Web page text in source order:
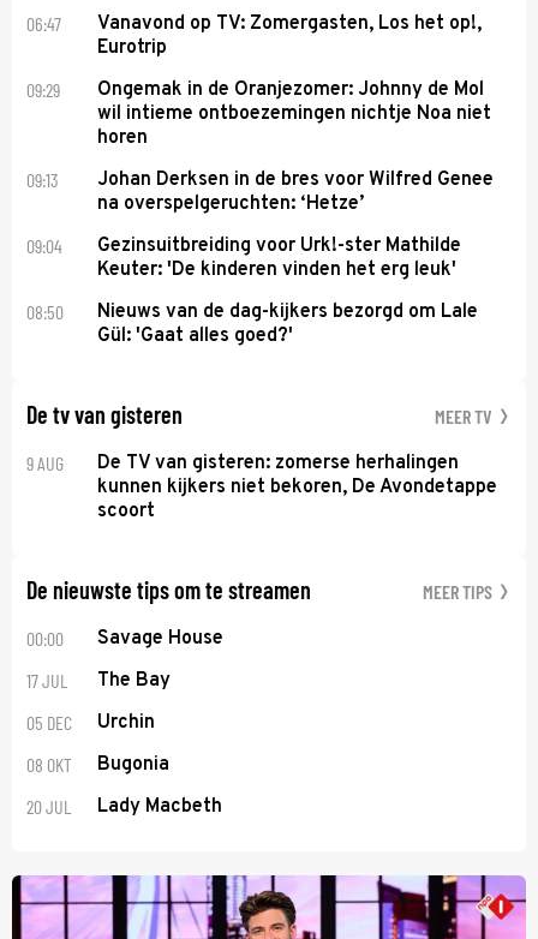
06:47
Vanavond op TV: Zomergasten, Los het op!,
Eurotrip
09:29
Ongemak in de Oranjezomer: Johnny de Mol
wil intieme ontboezemingen nichtje Noa niet
horen
09:13
Johan Derksen in de bres voor Wilfred Genee
na overspelgeruchten: ‘Hetze’
09:04
Gezinsuitbreiding voor Urk!-ster Mathilde
Keuter: 'De kinderen vinden het erg leuk'
08:50
Nieuws van de dag-kijkers bezorgd om Lale
Gül: 'Gaat alles goed?'
De tv van gisteren MEER TV
9 AUG
De TV van gisteren: zomerse herhalingen
kunnen kijkers niet bekoren, De Avondetappe
scoort
De nieuwste tips om te streamen MEER TIPS
00:00 Savage House
17 JUL The Bay
05 DEC Urchin
08 OKT Bugonia
20 JUL Lady Macbeth